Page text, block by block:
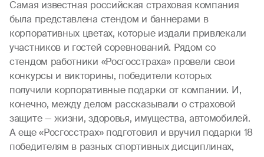
Самая известная российская страховая компания
была представлена стендом и баннерами в
корпоративных цветах, которые издали привлекали
участников и гостей соревнований. Рядом со
стендом работники «Росгосстраха» провели свои
конкурсы и викторины, победители которых
получили корпоративные подарки от компании. И,
конечно, между делом рассказывали о страховой
защите — жизни, здоровья, имущества, автомобилей.
А еще «Росгосстрах» подготовил и вручил подарки 18
победителям в разных спортивных дисциплинах,